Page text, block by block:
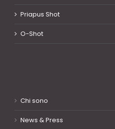
Priapus Shot
O-Shot
Chi sono
News & Press